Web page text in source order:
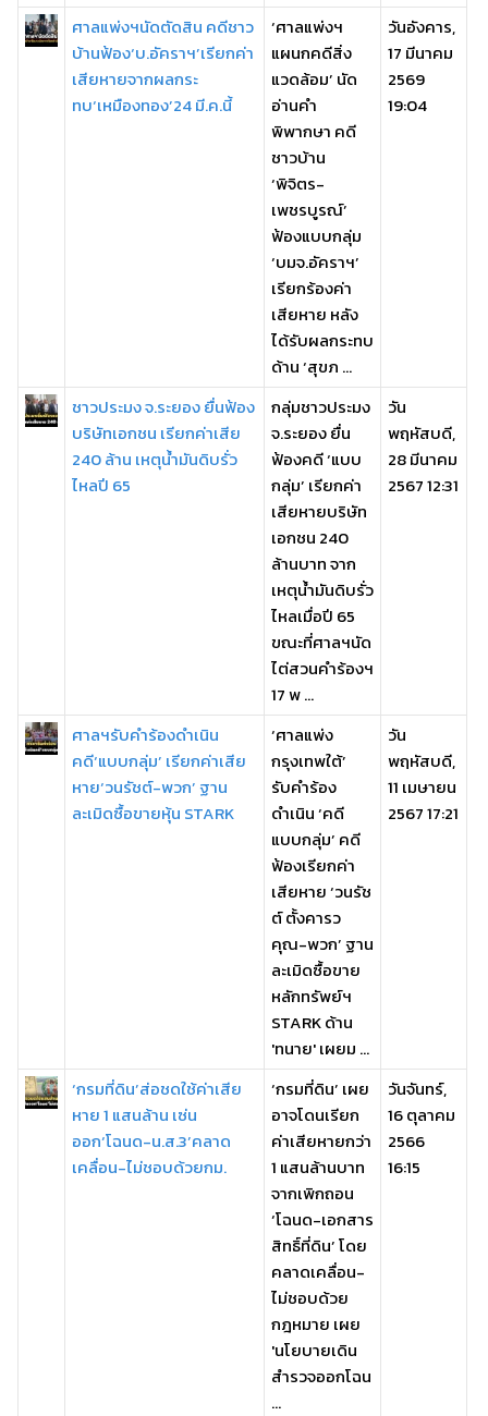
ศาลแพ่งฯนัดตัดสิน คดีชาว
บ้านฟ้อง‘บ.อัคราฯ’เรียกค่า
เสียหายจากผลกระ
ทบ‘เหมืองทอง’24 มี.ค.นี้
‘ศาลแพ่งฯ
แผนกคดีสิ่ง
แวดล้อม’ นัด
อ่านคำ
พิพากษา คดี
ชาวบ้าน
‘พิจิตร-
เพชรบูรณ์’
ฟ้องแบบกลุ่ม
‘บมจ.อัคราฯ’
เรียกร้องค่า
เสียหาย หลัง
ได้รับผลกระทบ
ด้าน ‘สุขภ ...
วันอังคาร,
17 มีนาคม
2569
19:04
ชาวประมง จ.ระยอง ยื่นฟ้อง
บริษัทเอกชน เรียกค่าเสีย
240 ล้าน เหตุน้ำมันดิบรั่ว
ไหลปี 65
กลุ่มชาวประมง
จ.ระยอง ยื่น
ฟ้องคดี ‘แบบ
กลุ่ม’ เรียกค่า
เสียหายบริษัท
เอกชน 240
ล้านบาท จาก
เหตุน้ำมันดิบรั่ว
ไหลเมื่อปี 65
ขณะที่ศาลฯนัด
ไต่สวนคำร้องฯ
17 พ ...
วัน
พฤหัสบดี,
28 มีนาคม
2567 12:31
ศาลฯรับคำร้องดำเนิน
คดี‘แบบกลุ่ม’ เรียกค่าเสีย
หาย‘วนรัชต์-พวก’ ฐาน
ละเมิดซื้อขายหุ้น STARK
‘ศาลแพ่ง
กรุงเทพใต้’
รับคำร้อง
ดำเนิน ‘คดี
แบบกลุ่ม’ คดี
ฟ้องเรียกค่า
เสียหาย ‘วนรัช
ต์ ตั้งคารว
คุณ-พวก’ ฐาน
ละเมิดซื้อขาย
หลักทรัพย์ฯ
STARK ด้าน
'ทนาย' เผยม ...
วัน
พฤหัสบดี,
11 เมษายน
2567 17:21
‘กรมที่ดิน’ส่อชดใช้ค่าเสีย
หาย 1 แสนล้าน เซ่น
ออก‘โฉนด-น.ส.3’คลาด
เคลื่อน-ไม่ชอบด้วยกม.
‘กรมที่ดิน’ เผย
อาจโดนเรียก
ค่าเสียหายกว่า
1 แสนล้านบาท
จากเพิกถอน
‘โฉนด-เอกสาร
สิทธิ์ที่ดิน’ โดย
คลาดเคลื่อน-
ไม่ชอบด้วย
กฎหมาย เผย
'นโยบายเดิน
สำรวจออกโฉน
...
วันจันทร์,
16 ตุลาคม
2566
16:15